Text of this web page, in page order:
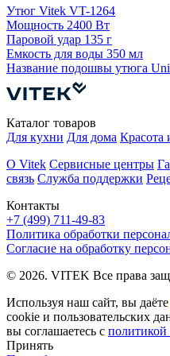
Утюг Vitek VT-1264
Мощность 2400 Вт
Паровой удар 135 г
Емкость для воды 350 мл
Название подошвы утюга
Контакты
+7 (499) 711-49-83
Каталог товаров
Для кухни Для дома Красота
О Vitek Сервисные центры
связь Служба поддержки
Политика обработки
Согласие на обработку
© 2026. VITEK Все права
Используя наш сайт, вы даёте
cookie и пользовательских
вы соглашаетесь с
Принять